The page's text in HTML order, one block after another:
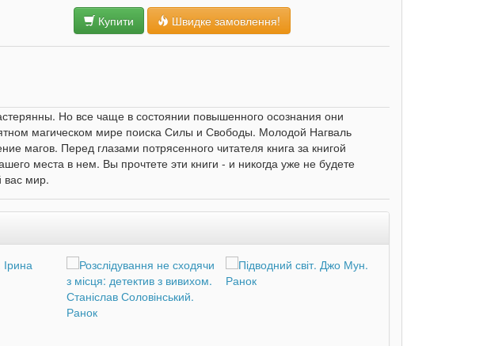
Купити Швидке замовлення!
Но все чаще в состоянии повышенного осознания они
магическом мире поиска Силы и Свободы. Молодой Нагваль
магов. Перед глазами потрясенного читателя книга за книгой
места в нем. Вы прочтете эти книги - и никогда уже не будете
вас мир.